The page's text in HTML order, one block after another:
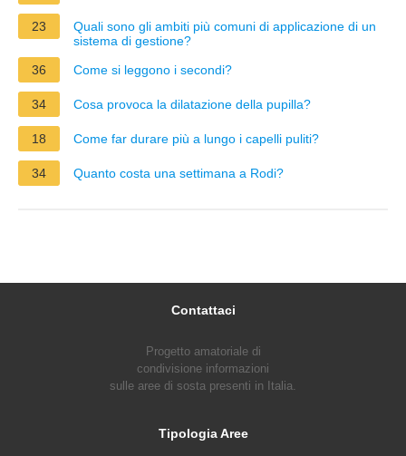
23
Quali sono gli ambiti più comuni di applicazione di un
sistema di gestione?
36
Come si leggono i secondi?
34 Cosa provoca la dilatazione della pupilla?
18 Come far durare più a lungo i capelli puliti?
34 Quanto costa una settimana a Rodi?
Contattaci
Progetto amatoriale di
condivisione informazioni
sulle aree di sosta presenti in Italia.
Tipologia Aree